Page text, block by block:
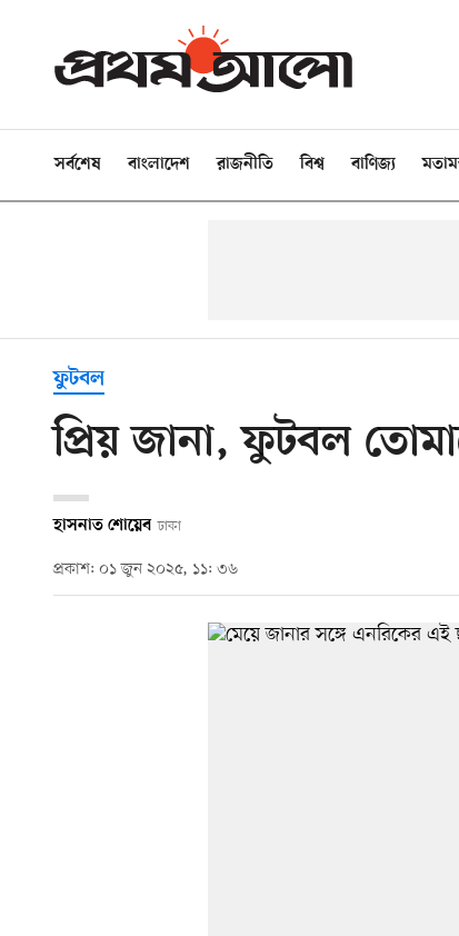
সর্বশেষ বাংলাদেশ রাজনীতি বিশ্ব বাণিজ্য
ফুটবল
প্রিয় জানা, ফুটবল
হাসনাত শোয়েব ঢাকা
প্রকাশ: ০১ জুন ২০২৫, ১১: ৩৬